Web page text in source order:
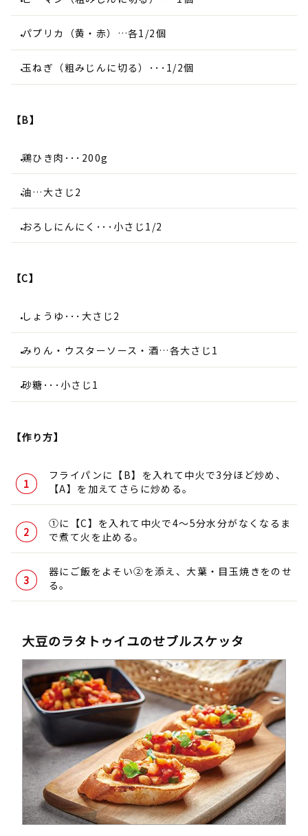
パプリカ（黄・赤）…各1/2個
玉ねぎ（粗みじんに切る）･･･1/2個
【B】
鶏ひき肉･･･200g
油…大さじ2
おろしにんにく･･･小さじ1/2
【C】
しょうゆ･･･大さじ2
みりん・ウスターソース・酒…各大さじ1
砂糖･･･小さじ1
【作り方】
フライパンに【B】を入れて中火で3分ほど炒め、
【A】を加えてさらに炒める。
①に【C】を入れて中火で4～5分水分がなくなるま
で煮て火を止める。
器にご飯をよそい②を添え、大葉・目玉焼きをのせ
る。
大豆のラタトゥイユのせブルスケッタ